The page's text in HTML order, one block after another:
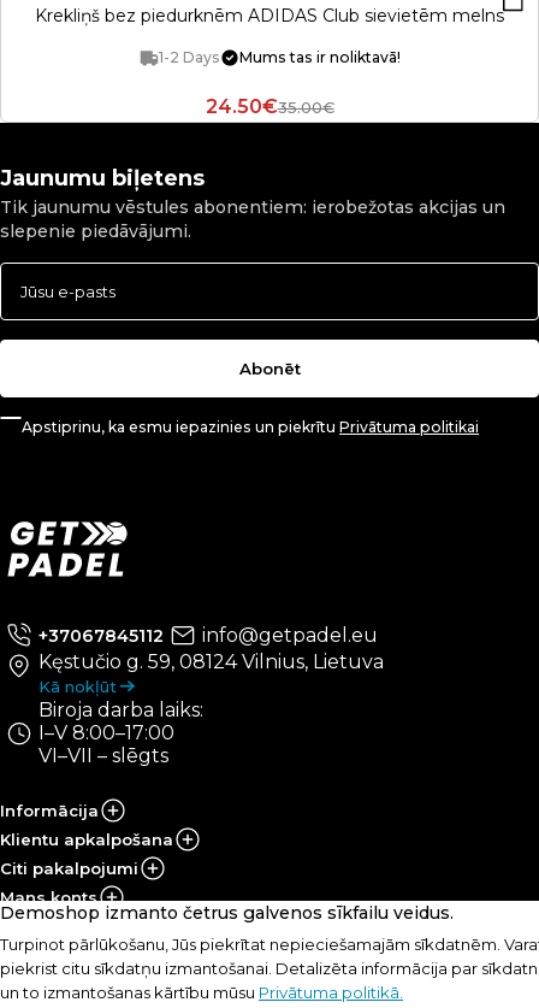
Krekliņš bez piedurknēm ADIDAS Club sievietēm melns
1-2 Days Mums tas ir noliktavā!
24.50€35.00€
Jaunumu biļetens
Tik jaunumu vēstules abonentiem: ierobežotas akcijas un
slepenie piedāvājumi.
Apstiprinu, ka esmu iepazinies un piekrītu Privātuma politikai
Abonēt
+37067845112
info@getpadel.eu
Kęstučio g. 59, 08124 Vilnius, Lietuva
Kā nokļūt
Biroja darba laiks:
I–V 8:00–17:00
VI–VII – slēgts
Informācija
Klientu apkalpošana
Citi pakalpojumi
Mans konts
© UAB „PRS Sportas“, 2021-2026
Lēmums:
Demoshop izmanto četrus galvenos sīkfailu veidus.
Turpinot pārlūkošanu, Jūs piekrītat nepieciešamajām sīkdatnēm.
piekrist citu sīkdatņu izmantošanai. Detalizēta informācija par
un to izmantošanas kārtību mūsu Privātuma politikā.